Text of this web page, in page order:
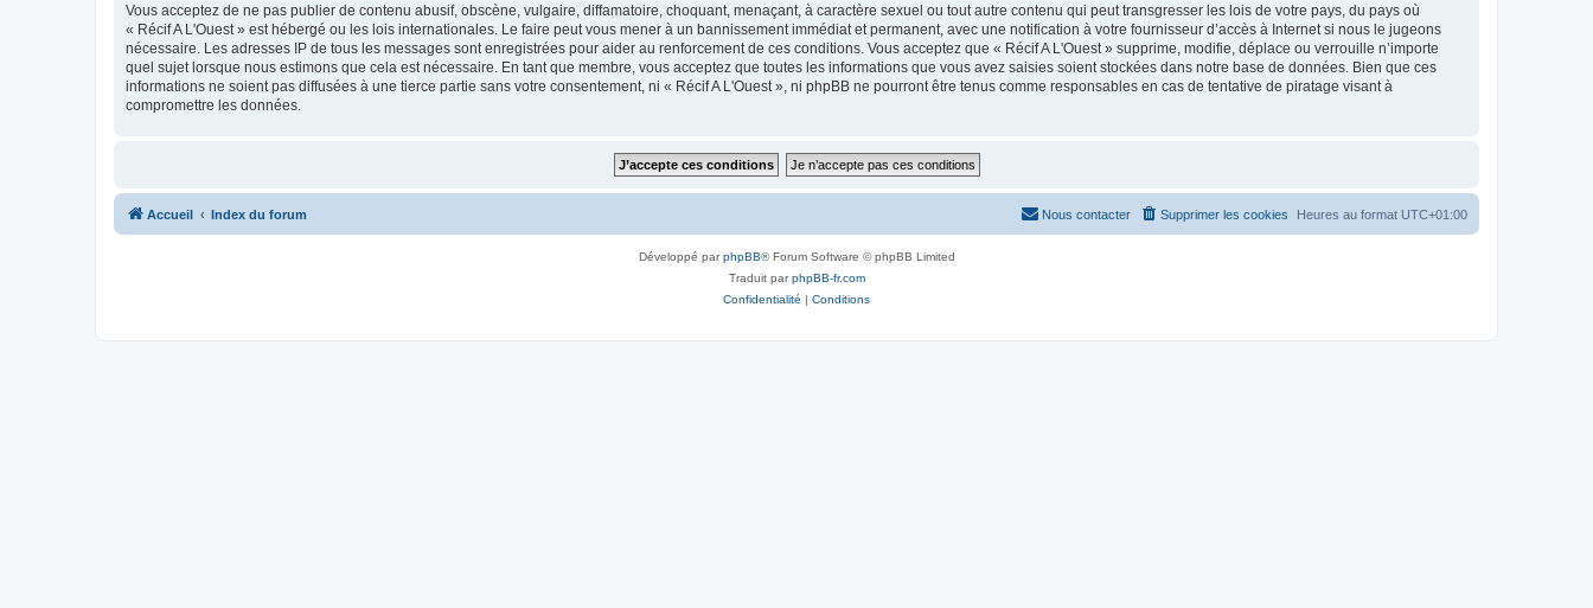
Vous acceptez de ne pas publier de contenu abusif, obscène, vulgaire, diffamatoire, choquant, menaçant, à caractère sexuel ou tout autre contenu qui peut transgresser les lois de votre pays, du pays où
« Récif A L'Ouest » est hébergé ou les lois internationales. Le faire peut vous mener à un bannissement immédiat et permanent, avec une notification à votre fournisseur d’accès à Internet si nous le jugeons
nécessaire. Les adresses IP de tous les messages sont enregistrées pour aider au renforcement de ces conditions. Vous acceptez que « Récif A L'Ouest » supprime, modifie, déplace ou verrouille n’importe
quel sujet lorsque nous estimons que cela est nécessaire. En tant que membre, vous acceptez que toutes les informations que vous avez saisies soient stockées dans notre base de données. Bien que ces
informations ne soient pas diffusées à une tierce partie sans votre consentement, ni « Récif A L'Ouest », ni phpBB ne pourront être tenus comme responsables en cas de tentative de piratage visant à
compromettre les données.
Accueil Index du forum Heures au format UTC+01:00
Supprimer les cookies
Nous contacter
Développé parphpBB® Forum Software © phpBB Limited
Traduit parphpBB-fr.com
Confidentialité | Conditions